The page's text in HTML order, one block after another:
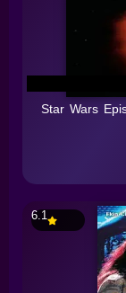
Star Wars
6.1